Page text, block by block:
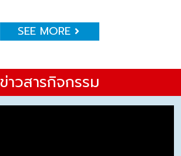
SEE MORE
ข่าวสารกิจกรรม